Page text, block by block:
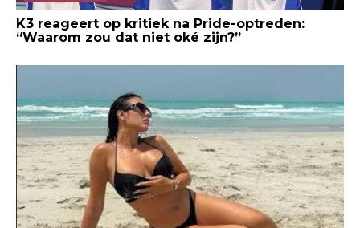
K3 reageert op kritiek na Pride-optreden:
“Waarom zou dat niet oké zijn?”